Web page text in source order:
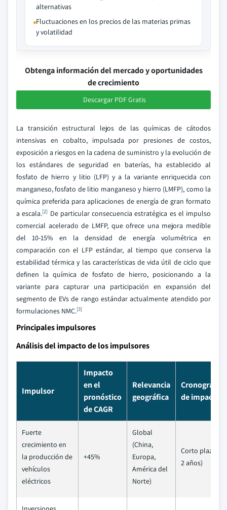
alternativas
Fluctuaciones en los precios de las materias primas
y volatilidad
Obtenga información del mercado y oportunidades
de crecimiento
Descargar PDF Gratis
La transición estructural lejos de las químicas de cátodos
intensivas en cobalto, impulsada por presiones de costos,
exposición a riesgos en la cadena de suministro y la evolución de
los estándares de seguridad en baterías, ha establecido al
fosfato de hierro y litio (LFP) y a la variante enriquecida con
manganeso, fosfato de litio manganeso y hierro (LMFP), como la
química preferida para aplicaciones de energía de gran formato
a escala.[2] De particular consecuencia estratégica es el impulso
comercial acelerado de LMFP, que ofrece una mejora medible
del 10-15% en la densidad de energía volumétrica en
comparación con el LFP estándar, al tiempo que conserva la
estabilidad térmica y las características de vida útil de ciclo que
definen la química de fosfato de hierro, posicionando a la
variante para capturar una participación en expansión del
segmento de EVs de rango estándar actualmente atendido por
formulaciones NMC.[3]
Principales impulsores
Análisis del impacto de los impulsores
Impulsor
Impacto
en el
pronóstico
de CAGR
Relevancia
geográfica
Cronograma
de impacto
Fuerte
crecimiento en
la producción de
vehículos
eléctricos
+45%
Global
(China,
Europa,
América del
Norte)
Corto plazo (≤
2 años)